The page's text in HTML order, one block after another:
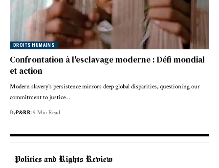
DROITS HUMAINS
Confrontation à l'esclavage moderne : Défi mondial
et action
Modern slavery's persistence mirrors deep global disparities, questioning our
commitment to justice…
ByP&RR19 Min Read